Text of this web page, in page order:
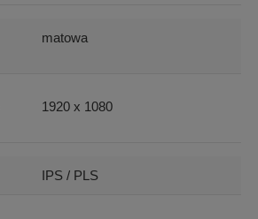
matowa
1920 x 1080
IPS / PLS